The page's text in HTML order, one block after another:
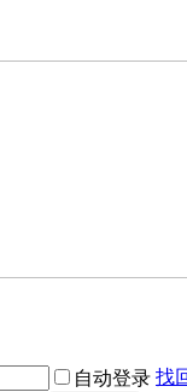
自动登录 找